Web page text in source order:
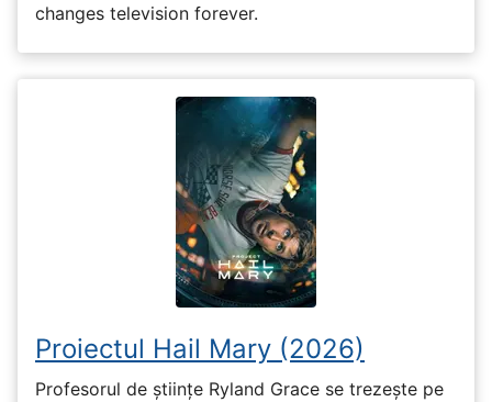
changes television forever.
Proiectul Hail Mary (2026)
Profesorul de științe Ryland Grace se trezește pe